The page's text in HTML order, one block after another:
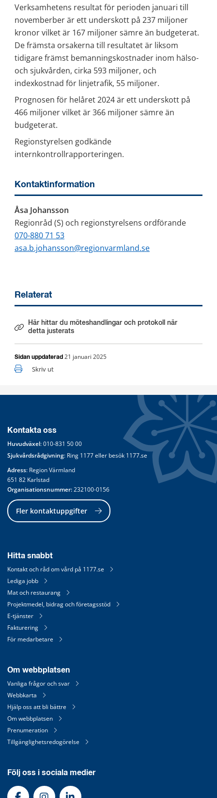
Verksamhetens resultat för perioden januari till
novemberber är ett underskott på 237 miljoner
kronor vilket är 167 miljoner sämre än budgeterat.
De främsta orsakerna till resultatet är liksom
tidigare främst bemanningskostnader inom hälso-
och sjukvården, cirka 593 miljoner, och
indexkostnad för linjetrafik, 55 miljoner.
Prognosen för helåret 2024 är ett underskott på
466 miljoner vilket är 366 miljoner sämre än
budgeterat.
Regionstyrelsen godkände
internkontrollrapporteringen.
Kontaktinformation
Åsa Johansson
Regionråd (S) och regionstyrelsens ordförande
070-880 71 53
asa.b.johansson@regionvarmland.se
Relaterat
Här hittar du möteshandlingar och protokoll när
detta justerats
Länk till annan webbplats.
Sidan uppdaterad 21 januari 2025
Skriv ut
Kontakta oss
Huvudväxel: 010-831 50 00
Sjukvårdsrådgivning: Ring 1177 eller besök 1177.se
Adress: Region Värmland
651 82 Karlstad
Organisationsnummer: 232100-0156
Fler kontaktuppgifter
Hitta snabbt
Kontakt och råd om vård på 1177.se
Lediga jobb
Mat och restaurang
Projektmedel, bidrag och företagsstöd
E-tjänster
Fakturering
För medarbetare
Om webbplatsen
Vanliga frågor och svar
Webbkarta
Hjälp oss att bli bättre
Om webbplatsen
Prenumeration
Tillgänglighetsredogörelse
Följ oss i sociala medier